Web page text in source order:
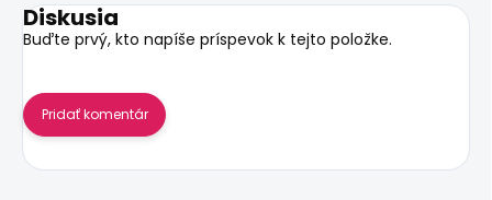
Diskusia
Buďte prvý, kto napíše príspevok k tejto položke.
Pridať komentár